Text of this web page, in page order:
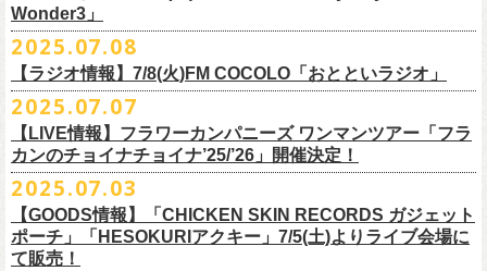
encore
EN1 涙よりはやく走れ
EN2 はぐれ者讃歌
EN3 真冬の盆踊り
encore2
EN4 NUDE CORE ROCK’N’ROLL
一般チケット発売日：
10/25〜12/22公演＞8月30日(土)
1/17〜3/14公演＞10月18日(土)
ゲスト：スキマスイッチ
https://www.youtube.com/watch?
■vol.1
ゲスト：加藤ひさし、古市コータロー(THE COLLECTORS)
https://www.youtube.com/watch?v=kTtAgK2Iq4A&t=2345s
■vol.2
ゲスト：Hump Back
https://www.youtube.com/watch?v=6XTayyWwFP0&t=6s
◎「FUNKIST & RED JETS & MAIRO 25th Anniversary LIVE」
日程：2025年10月5日(日) OPEN 16:00 START 16:25
会場：富山MAIRO
出演：フラワーカンパニーズ、FUNKIST、RED JETS、THE
SANDMA（O.A）
チケット料金：前売:¥5000 ※入場時別途ドリンク代¥600要
プレイガイド：
https://eplus.jp/sf/detail/4369140001
③この#フラカン
上記①②③を行って、キャンペーンへの応募が完了。
抽選で、合計6名様にスペシャルグッズをプレゼントいたします！
9/20(土)「フラカンの日本武道館 Part2 〜超・今が旬〜」開催に向け、た
くさんの人にフラカンの魅力を届けてくださいね！
スペシャルグッズ内容；
◎世界でひとつだけのフラカンオリジナルTシャツ（「フラカンの日本武
道館 Part2」ライブ写真をプリント・デザインしたTシャツ）：1名様
2025年9月20日(土)開催、フラワーカンパニーズ日本武道館ワンマンライ
ブ「フラカンの日本武道館 Part2 〜超・今が旬〜」オフィシャルグッズ
を一挙公開！
そして、本日より、事前通販受付をスタートいたします。
◎7/16(水)デジタルリリース
＊「ただいま実演中 / ピュアな匂いがチョイナチョイナ」
https://SPACESHOWERFUGA.lnk.to/tadaima_pure
＊「ザッツオーライ」
https://SPACESHOWERFUGA.lnk.to/thatsallright
＊「すべての若さなき野郎ども」
https://SPACESHOWERFUGA.lnk.to/subetenowkasanakiyaroudomo
＊「友達100万人」
Wonder3」
■7月11日(金) 14:00〜18:45 エフエム長崎「Fly-Day Wonder3」
＊鈴木圭介、グレートマエカワ コメントOA！
https://www.fmnagasaki.co.jp/program/wonder3/
2025.07.08
【ラジオ情報】7/8(火)FM COCOLO「おとといラジオ」
■7月8日(火)18:00〜19:00 FM COCOLO「おとといラジオ」
＊鈴木圭介、グレートマエカワ コメントOA！
https://x.com/ototoi_radio
2025.07.07
【LIVE情報】フラワーカンパニーズ ワンマンツアー「フラ
カンのチョイナチョイナ’25/’26」開催決定！
2025.07.03
【GOODS情報】「CHICKEN SKIN RECORDS ガジェット
ポーチ」「HESOKURIアクキー」7/5(土)よりライブ会場に
て販売！